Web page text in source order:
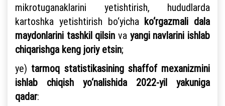
mikrotuganaklarini yetishtirish, hududlarda
kartoshka yetishtirish bo‘yicha ko‘rgazmali dala
maydonlarini tashkil qilsin va yangi navlarini ishlab
chiqarishga keng joriy etsin;
ye) tarmoq statistikasining shaffof mexanizmini
ishlab chiqish yo‘nalishida
2022-yil yakuniga
qadar: